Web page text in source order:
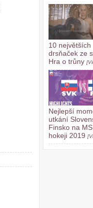
10 největších
drsňaček ze
Hra o trůny
Nejlepší
utkání
Finsko na
hokeji 2019